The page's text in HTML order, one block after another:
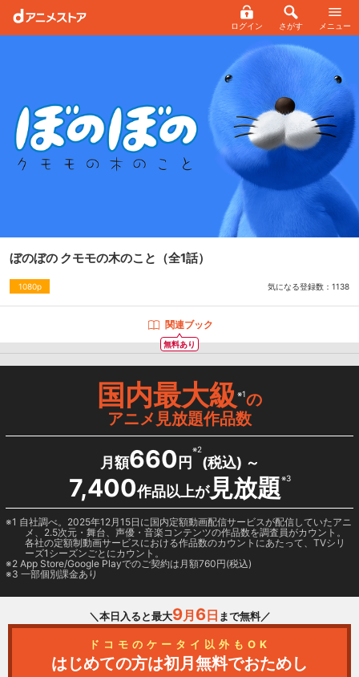
ログイン さがす メニュー
ぼのぼの クモモの木のこと （全1話）
1080p 気になる登録数： 1138
無料あり
関連ブック
国内最大級※1の
アニメ見放題作品数
月額660 円
※2
(税込) ～
7,400作品以上が見放題※3
1 自社調べ。2025年12月15日に国内定額動画配信サービスが配信していたアニ
メ、2.5次元・舞台、声優・音楽コンテンツの作品数を調査員がカウント。
各社の定額制動画サービスにおける作品数のカウントにあたって、TVシリ
ーズ1シーズンごとにカウント。
2 App Store/Google Playでのご契約は月額760円(税込)
3 一部個別課金あり
＼本日入ると最大9月 6日 まで無料／
ドコモのケータイ以外もOK
はじめての方は初月無料でおためし